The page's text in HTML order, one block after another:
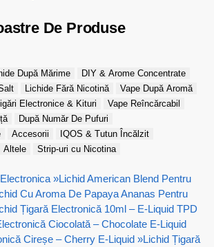
De Produse
După Mărime
DIY & Arome Concentrate
Lichide Fără Nicotină
Vape După Aromă
Electronice & Kituri
Vape Reîncărcabil
După Număr De Pufuri
Accesorii
IQOS & Tutun Încălzit
Altele
Strip-uri cu Nicotina
»Lichid American Blend Pentru
Cu Aroma De Papaya Ananas Pentru
Țigară Electronică 10ml – E-Liquid TPD
Ciocolată – Chocolate E-Liquid
Cireșe – Cherry E-Liquid »Lichid Țigară